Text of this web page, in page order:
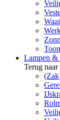
Lampen &
Terug naar